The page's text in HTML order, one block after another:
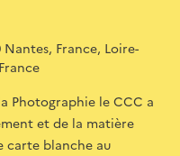
France, Loire-
Photographie le CCC a
et de la matière
carte blanche au